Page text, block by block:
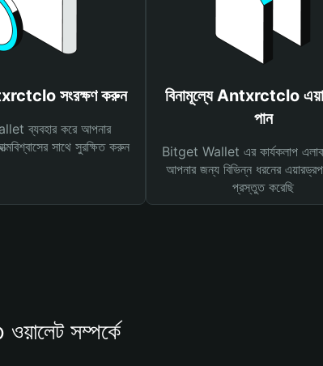
সংরক্ষণ করুন
ব্যবহার করে আপনার
সাথে সুরক্ষিত করুন
বিনামূল্যে Antxrctclo
পান
Bitget Wallet এর কার্যকলাপ
আপনার জন্য বিভিন্ন ধরনের এয়ারড্রপ
প্রস্তুত করেছি
সম্পর্কে